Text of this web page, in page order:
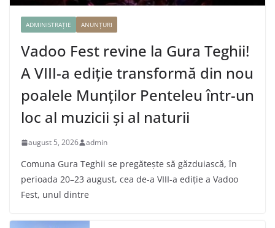
ADMINISTRAȚIE ANUNȚURI
Vadoo Fest revine la Gura Teghii!
A VIII-a ediție transformă din nou
poalele Munților Penteleu într-un
loc al muzicii și al naturii
august 5, 2026 admin
Comuna Gura Teghii se pregătește să găzduiască, în
perioada 20–23 august, cea de-a VIII-a ediție a Vadoo
Fest, unul dintre